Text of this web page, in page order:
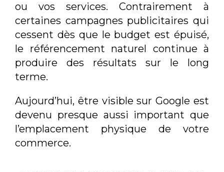
ou vos services. Contrairement à
certaines campagnes publicitaires qui
cessent dès que le budget est épuisé,
le référencement naturel continue à
produire des résultats sur le long
terme.
Aujourd’hui, être visible sur Google est
devenu presque aussi important que
l’emplacement physique de votre
commerce.